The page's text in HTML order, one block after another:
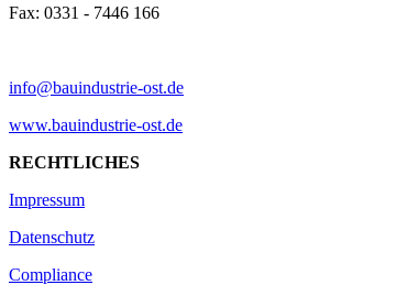
Fax: 0331 - 7446 166
info@bauindustrie-ost.de
www.bauindustrie-ost.de
RECHTLICHES
Impressum
Datenschutz
Compliance